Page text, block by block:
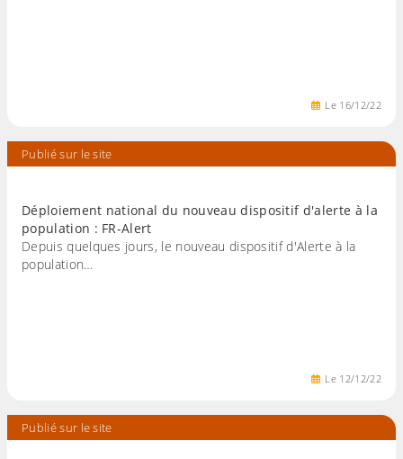
Le 16/12/22
Publié sur le site
Déploiement national du nouveau dispositif d'alerte à la
population : FR-Alert
Depuis quelques jours, le nouveau dispositif d'Alerte à la
population…
Le 12/12/22
Publié sur le site